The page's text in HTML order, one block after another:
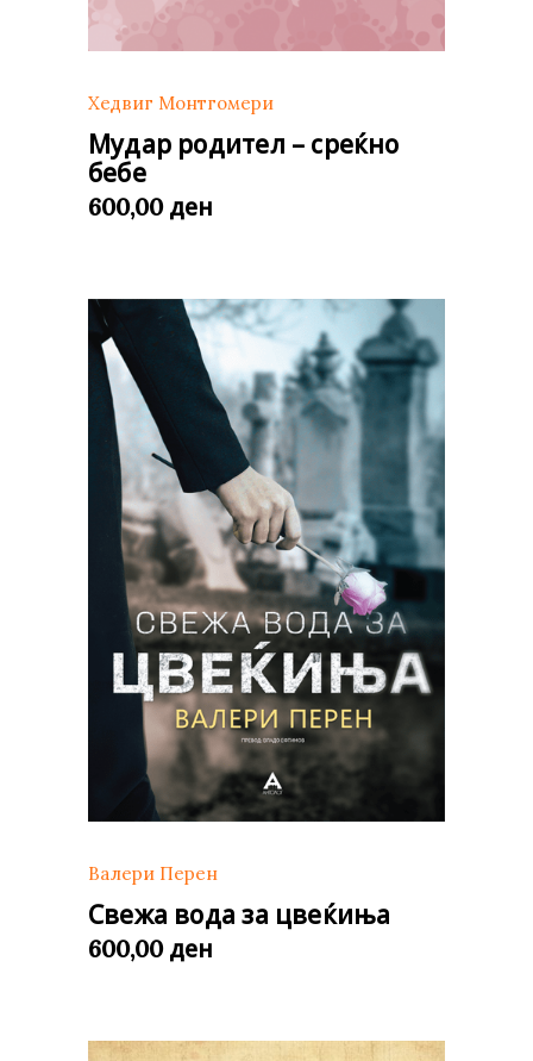
Хедвиг Монтгомери
Мудар родител – среќно
бебе
600,00 ден
Валери Перен
Свежа вода за цвеќиња
600,00 ден